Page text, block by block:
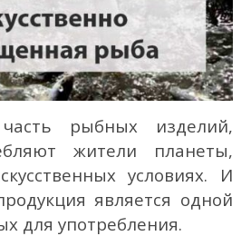
часть рыбных изделий,
жители планеты,
условиях. И
является одной
для употребления.